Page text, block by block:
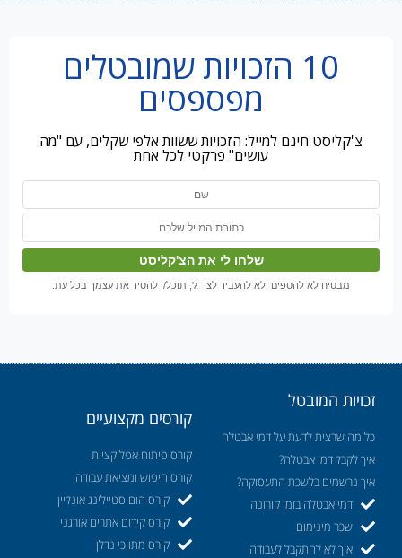
10 הזכויות שמובטלים
מפספסים
צ'קליסט חינם למייל: הזכויות ששוות אלפי שקלים, עם "מה
עושים" פרקטי לכל אחת
מבטיח לא להספים ולא להעביר לצד ג', תוכל/י להסיר את עצמך בכל עת.
זכויות המובטל
כל מה שרצית לדעת על דמי אבטלה
איך לקבל דמי אבטלה?
איך נרשמים בלשכת התעסוקה?
דמי אבטלה בזמן קורונה
שכר מינימום
איך לא להתקבל לעבודה
קורסים מקצועיים
קורס פיתוח אפליקציות
קורס חיפוש ומציאת עבודה
קורס הום סטיילינג אונליין
קורס קידום אתרים אורגני
קורס מתווכי נדלן